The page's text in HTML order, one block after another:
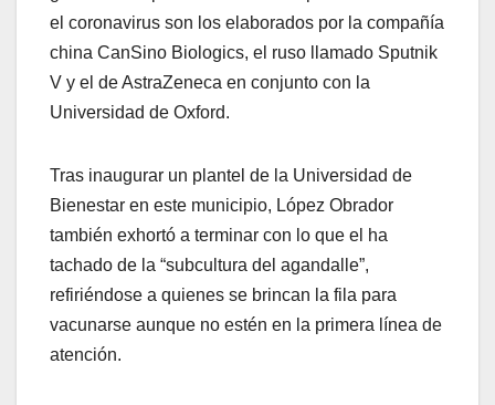
el coronavirus son los elaborados por la compañía
china CanSino Biologics, el ruso llamado Sputnik
V y el de AstraZeneca en conjunto con la
Universidad de Oxford.
Tras inaugurar un plantel de la Universidad de
Bienestar en este municipio, López Obrador
también exhortó a terminar con lo que el ha
tachado de la “subcultura del agandalle”,
refiriéndose a quienes se brincan la fila para
vacunarse aunque no estén en la primera línea de
atención.